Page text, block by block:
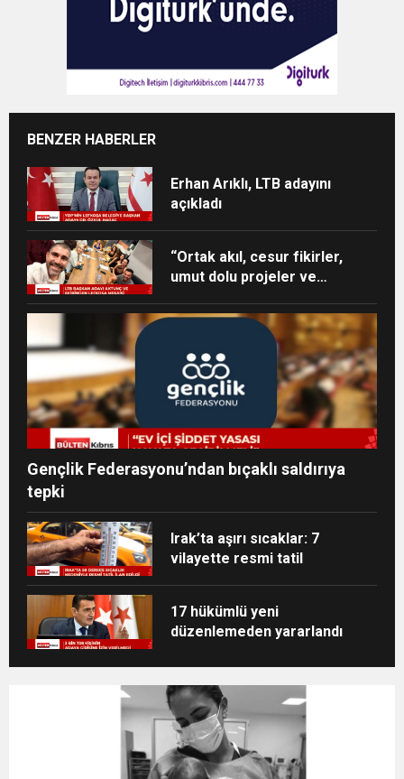
BENZER HABERLER
Erhan Arıklı, LTB adayını
açıkladı
“Ortak akıl, cesur fikirler,
umut dolu projeler ve
Gençlik Federasyonu’ndan bıçaklı saldırıya
tepki
Irak’ta aşırı sıcaklar: 7
vilayette resmi tatil
17 hükümlü yeni
düzenlemeden yararlandı